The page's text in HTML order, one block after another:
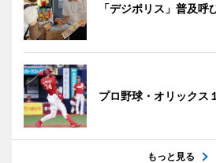
「デジポリス」普及呼
プロ野球・オリックス
もっと見る